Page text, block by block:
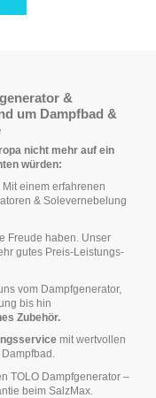
&
um Dampfbad &
nicht mehr auf ein
würden:
Mit einem erfahrenen
& Solevernebelung
Freude haben. Unser
gutes Preis-Leistungs-
vom Dampfgenerator,
bis hin
Zubehör.
mit wertvollen
TOLO Dampfgenerator –
beim SalzMax.